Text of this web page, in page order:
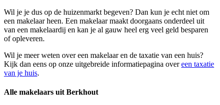
Wil je je dus op de huizenmarkt begeven? Dan kun je echt niet om
een makelaar heen. Een makelaar maakt doorgaans onderdeel uit
van een makelaardij en kan je al gauw heel erg veel geld besparen
of opleveren.
Wil je meer weten over een makelaar en de taxatie van een huis?
Kijk dan eens op onze uitgebreide informatiepagina overeen taxatie
van je huis.
Alle makelaars uit Berkhout